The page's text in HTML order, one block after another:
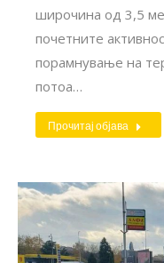
широчина од 3,5
почетните
порамнување на
потоа…
Прочитај објава